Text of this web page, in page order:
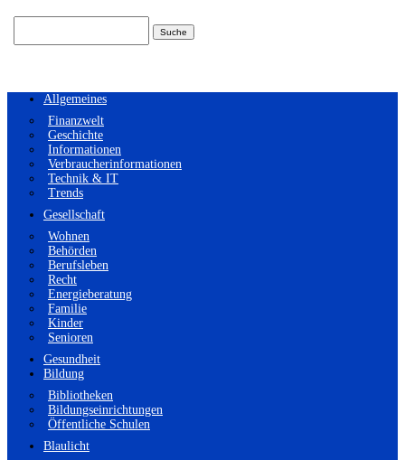
Allgemeines
Finanzwelt
Geschichte
Informationen
Verbraucherinformationen
Technik & IT
Trends
Gesellschaft
Wohnen
Behörden
Berufsleben
Recht
Energieberatung
Familie
Kinder
Senioren
Gesundheit
Bildung
Bibliotheken
Bildungseinrichtungen
Öffentliche Schulen
Blaulicht